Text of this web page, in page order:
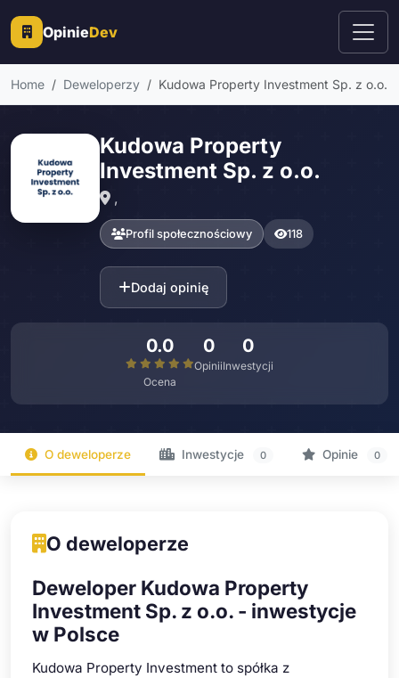
OpinieDev
Home Deweloperzy Kudowa Property Investment Sp. z o.o.
Kudowa Property
Investment Sp. z o.o.
,
Profil społecznościowy 118
Dodaj opinię
0.0
Ocena
0
Opinii
0
Inwestycji
O deweloperze Inwestycje 0 Opinie 0
O deweloperze
Deweloper Kudowa Property
Investment Sp. z o.o. - inwestycje
w Polsce
Kudowa Property Investment to spółka z